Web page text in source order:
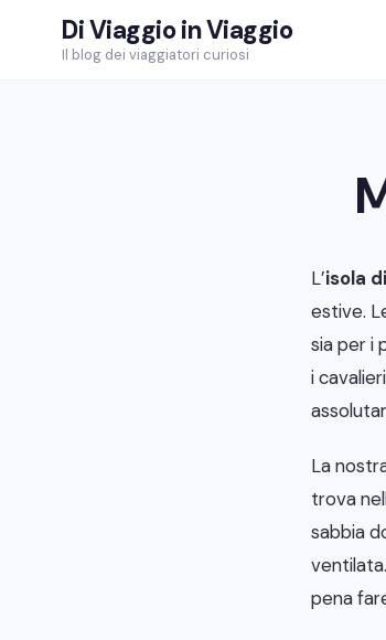
Di Viaggio in Viaggio
Il blog dei viaggiatori curiosi
L’isola
estive.
sia per i
i
La
trova
sabbia
pena